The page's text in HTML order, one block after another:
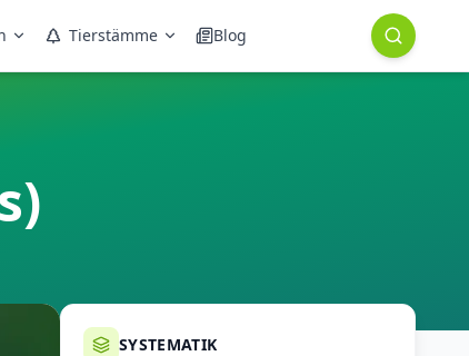
Tierstämme Blog
SYSTEMATIK